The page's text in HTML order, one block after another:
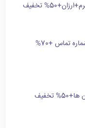
تخفیف
رزرو مسافرخانه مشهد نزدیک حرم+قیمت+شماره تماس +70%
تخفیف